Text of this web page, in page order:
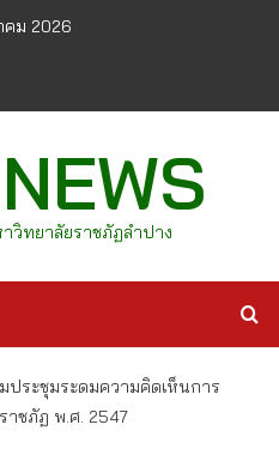
คม 2026
วิทยาลัยราชภัฏลำปาง
ประชุมระดมความคิดเห็นการ
าชภัฏ พ.ศ. 2547